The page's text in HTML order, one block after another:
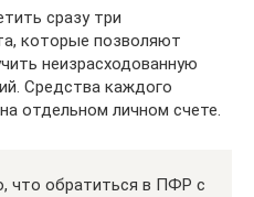
сразу три
которые позволяют
неизрасходованную
Средства каждого
отдельном личном счете.
что обратиться в ПФР с